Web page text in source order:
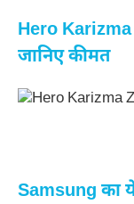
Hero
जानिए कीमत
Samsung का